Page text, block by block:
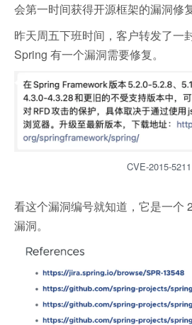
会第一时间获得开源框架的漏洞修
昨天周五下班时间，客户转发了一
Spring 有一个漏洞需要修复。
CVE-2015-5211
看这个漏洞编号就知道，它是一个
漏洞。